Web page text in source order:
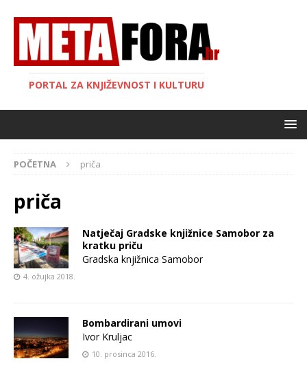
PORTAL ZA KNJIŽEVNOST I KULTURU
POČETNA priča
priča
Natječaj Gradske knjižnice Samobor za
kratku priču
Gradska knjižnica Samobor
4. ožujka 2018.
Bombardirani umovi
Ivor Kruljac
10. prosinca 2016.